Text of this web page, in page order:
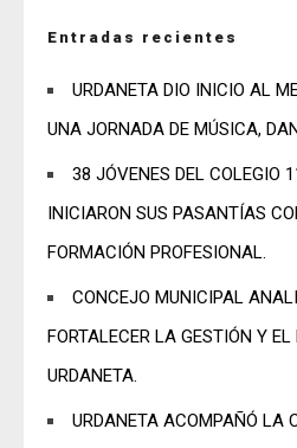
Entradas recientes
URDANETA DIO INICIO AL
UNA JORNADA DE MÚSICA,
38 JÓVENES DEL COLEGIO
INICIARON SUS PASANTÍAS
FORMACIÓN PROFESIONAL.
CONCEJO MUNICIPAL
FORTALECER LA GESTIÓN Y EL
URDANETA.
URDANETA ACOMPAÑÓ LA